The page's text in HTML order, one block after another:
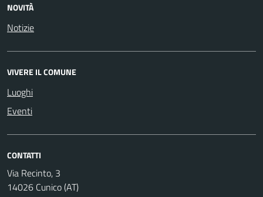
NOVITÀ
Notizie
VIVERE IL COMUNE
Luoghi
Eventi
CONTATTI
Via Recinto, 3
14026 Cunico (AT)